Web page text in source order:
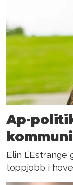
Ap-
Elin
toppjobb i